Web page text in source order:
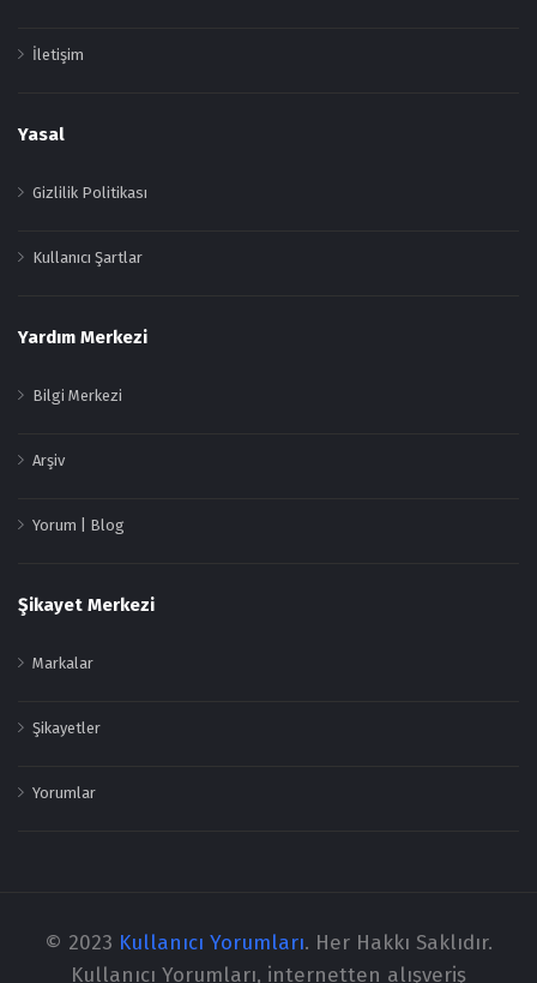
İletişim
Yasal
Gizlilik Politikası
Kullanıcı Şartlar
Yardım Merkezi
Bilgi Merkezi
Arşiv
Yorum | Blog
Şikayet Merkezi
Markalar
Şikayetler
Yorumlar
© 2023 Kullanıcı Yorumları. Her Hakkı Saklıdır.
Kullanıcı Yorumları, internetten alışveriş